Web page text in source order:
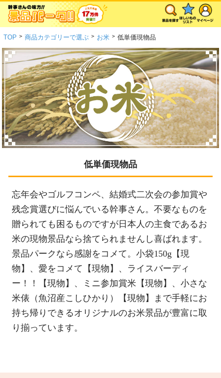
TOP > 商品カテゴリーで選ぶ > お米 > 低単価現物品
低単価現物品
忘年会やゴルフコンペ、結婚式二次会の参加賞や
残念賞選びに悩んでいる幹事さん。不要なものを
贈られても困るものですが日本人の主食であるお
米の現物景品なら捨てられませんし喜ばれます。
景品パークなら感謝をコメて。小袋150g【現
物】、愛をコメて【現物】、ライスバーディ
ー！！【現物】、ミニ参加賞米【現物】、小さな
米俵（魚沼産こしひかり）【現物】まで手軽にお
持ち帰りできるオリジナルのお米景品が豊富に取
り揃っています。